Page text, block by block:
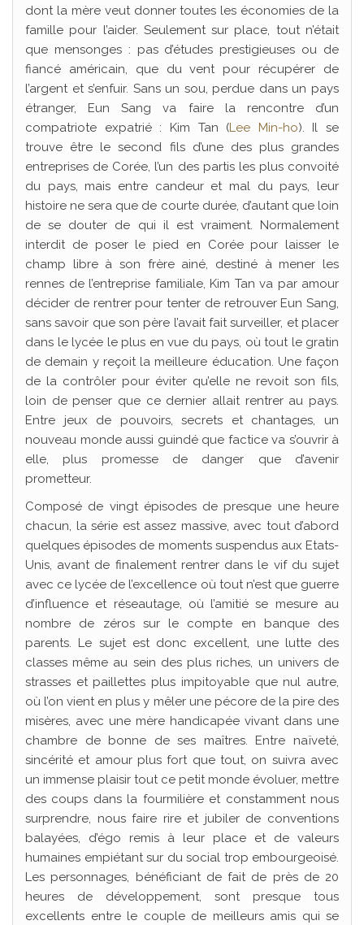
dont la mère veut donner toutes les économies de la
famille pour l’aider. Seulement sur place, tout n’était
que mensonges : pas d’études prestigieuses ou de
fiancé américain, que du vent pour récupérer de
l’argent et s’enfuir. Sans un sou, perdue dans un pays
étranger, Eun Sang va faire la rencontre d’un
compatriote expatrié : Kim Tan (Lee Min-ho). Il se
trouve être le second fils d’une des plus grandes
entreprises de Corée, l’un des partis les plus convoité
du pays, mais entre candeur et mal du pays, leur
histoire ne sera que de courte durée, d’autant que loin
de se douter de qui il est vraiment. Normalement
interdit de poser le pied en Corée pour laisser le
champ libre à son frère ainé, destiné à mener les
rennes de l’entreprise familiale, Kim Tan va par amour
décider de rentrer pour tenter de retrouver Eun Sang,
sans savoir que son père l’avait fait surveiller, et placer
dans le lycée le plus en vue du pays, où tout le gratin
de demain y reçoit la meilleure éducation. Une façon
de la contrôler pour éviter qu’elle ne revoit son fils,
loin de penser que ce dernier allait rentrer au pays.
Entre jeux de pouvoirs, secrets et chantages, un
nouveau monde aussi guindé que factice va s’ouvrir à
elle, plus promesse de danger que d’avenir
prometteur.
Composé de vingt épisodes de presque une heure
chacun, la série est assez massive, avec tout d’abord
quelques épisodes de moments suspendus aux Etats-
Unis, avant de finalement rentrer dans le vif du sujet
avec ce lycée de l’excellence où tout n’est que guerre
d’influence et réseautage, où l’amitié se mesure au
nombre de zéros sur le compte en banque des
parents. Le sujet est donc excellent, une lutte des
classes même au sein des plus riches, un univers de
strasses et paillettes plus impitoyable que nul autre,
où l’on vient en plus y mêler une pécore de la pire des
misères, avec une mère handicapée vivant dans une
chambre de bonne de ses maîtres. Entre naïveté,
sincérité et amour plus fort que tout, on suivra avec
un immense plaisir tout ce petit monde évoluer, mettre
des coups dans la fourmilière et constamment nous
surprendre, nous faire rire et jubiler de conventions
balayées, d’égo remis à leur place et de valeurs
humaines empiétant sur du social trop embourgeoisé.
Les personnages, bénéficiant de fait de près de 20
heures de développement, sont presque tous
excellents entre le couple de meilleurs amis qui se